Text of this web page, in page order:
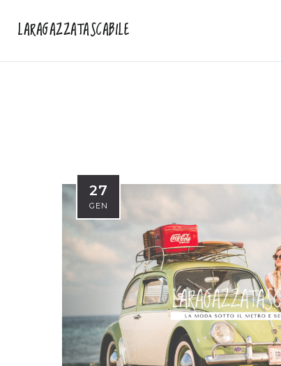
LARAGAZZATASCABILE
27
GEN